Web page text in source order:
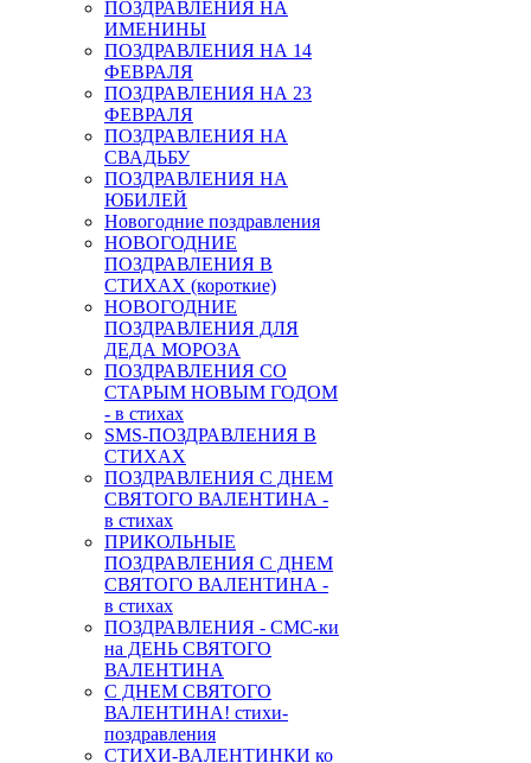
ПОЗДРАВЛЕНИЯ НА
ИМЕНИНЫ
ПОЗДРАВЛЕНИЯ НА 14
ФЕВРАЛЯ
ПОЗДРАВЛЕНИЯ НА 23
ФЕВРАЛЯ
ПОЗДРАВЛЕНИЯ НА
СВАДЬБУ
ПОЗДРАВЛЕНИЯ НА
ЮБИЛЕЙ
Новогодние поздравления
НОВОГОДНИЕ
ПОЗДРАВЛЕНИЯ В
СТИХАХ (короткие)
НОВОГОДНИЕ
ПОЗДРАВЛЕНИЯ ДЛЯ
ДЕДА МОРОЗА
ПОЗДРАВЛЕНИЯ СО
СТАРЫМ НОВЫМ ГОДОМ
- в стихах
SMS-ПОЗДРАВЛЕНИЯ В
СТИХАХ
ПОЗДРАВЛЕНИЯ С ДНЕМ
СВЯТОГО ВАЛЕНТИНА -
в стихах
ПРИКОЛЬНЫЕ
ПОЗДРАВЛЕНИЯ С ДНЕМ
СВЯТОГО ВАЛЕНТИНА -
в стихах
ПОЗДРАВЛЕНИЯ - СМС-ки
на ДЕНЬ СВЯТОГО
ВАЛЕНТИНА
С ДНЕМ СВЯТОГО
ВАЛЕНТИНА! стихи-
поздравления
СТИХИ-ВАЛЕНТИНКИ ко